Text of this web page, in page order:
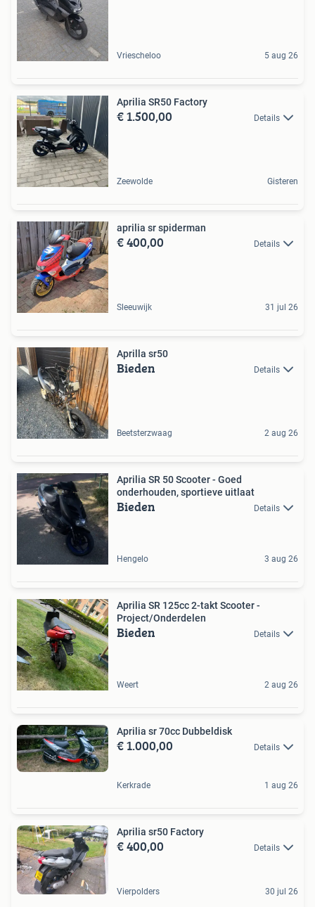
Vriescheloo 5 aug 26
Aprilia SR50 Factory
€ 1.500,00 Details
Zeewolde Gisteren
aprilia sr spiderman
€ 400,00 Details
Sleeuwijk 31 jul 26
Aprilla sr50
Bieden Details
Beetsterzwaag 2 aug 26
Aprilia SR 50 Scooter - Goed
onderhouden, sportieve uitlaat
Bieden Details
Hengelo 3 aug 26
Aprilia SR 125cc 2-takt Scooter -
Project/Onderdelen
Bieden Details
Weert 2 aug 26
Aprilia sr 70cc Dubbeldisk
€ 1.000,00 Details
Kerkrade 1 aug 26
Aprilia sr50 Factory
€ 400,00 Details
Vierpolders 30 jul 26